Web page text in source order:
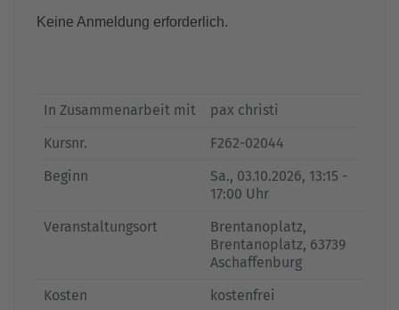
Keine Anmeldung erforderlich.
In Zusammenarbeit mit
pax christi
Kursnr.
F262-02044
Beginn
Sa., 03.10.2026, 13:15 -
17:00 Uhr
Veranstaltungsort
Brentanoplatz,
Brentanoplatz, 63739
Aschaffenburg
Kosten
kostenfrei